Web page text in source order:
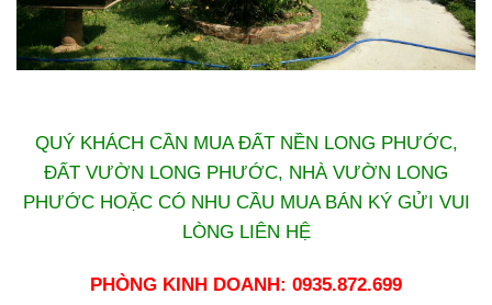
QUÝ KHÁCH CẦN MUA ĐẤT NỀN LONG PHƯỚC,
ĐẤT VƯỜN LONG PHƯỚC, NHÀ VƯỜN LONG
PHƯỚC HOẶC CÓ NHU CẦU MUA BÁN KÝ GỬI VUI
LÒNG LIÊN HỆ
PHÒNG KINH DOANH: 0935.872.699